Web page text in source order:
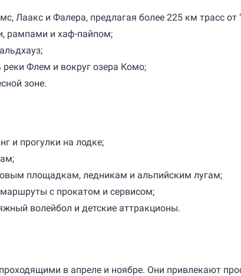
Лаакс и Фалера, предлагая более 225 км трасс
рампами и хаф-пайпом;
Флем и вокруг озера Комо;
зоне.
и прогулки на лодке;
площадкам, ледникам и альпийским лугам;
с прокатом и сервисом;
волейбол и детские аттракционы.
в апреле и ноябре. Они привлекают